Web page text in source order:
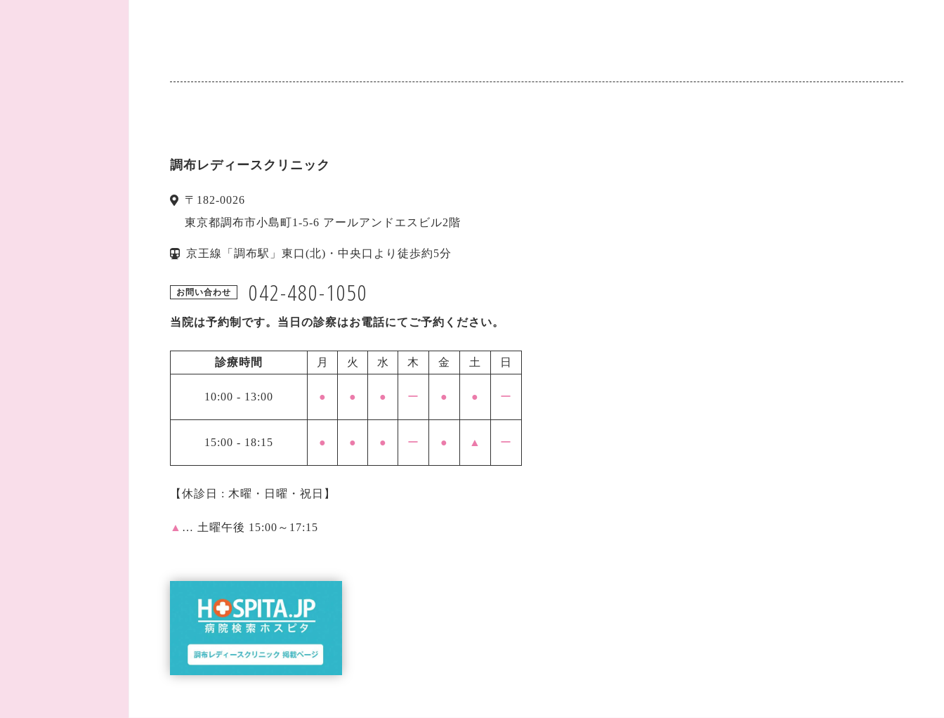
調布レディースクリニック
〒 182-0026
東京都調布市小島町1-5-6 アールアンドエスビル2階
京王線「調布駅」東口(北)・中央口より徒歩約5分
お問い合わせ 042-480-1050
当院は予約制です。 当日の診察はお電話にてご予約ください。
診療時間 月 火 水 木 金 土 日
10:00 - 13:00 ● ● ● ー ● ● ー
15:00 - 18:15 ● ● ● ー ● ▲ ー
【休診日 : 木曜・日曜・祝日】
▲ … 土曜午後 15:00～17:15